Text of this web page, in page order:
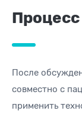
После
совместно с
применить